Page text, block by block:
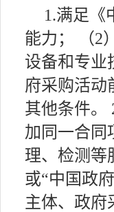
1.满足《
能力； （2
设备和专业
府采购活动
其他条件。
加同一合同
理、检测等
或“中国政
主体、政府